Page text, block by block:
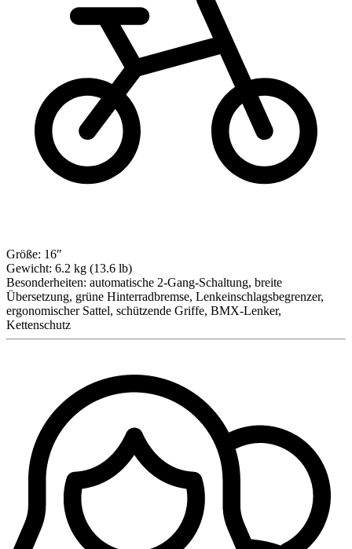
Größe: 16″
Gewicht: 6.2 kg (13.6 lb)
Besonderheiten: automatische 2-Gang-Schaltung, breite
Übersetzung, grüne Hinterradbremse, Lenkeinschlagsbegrenzer,
ergonomischer Sattel, schützende Griffe, BMX-Lenker,
Kettenschutz